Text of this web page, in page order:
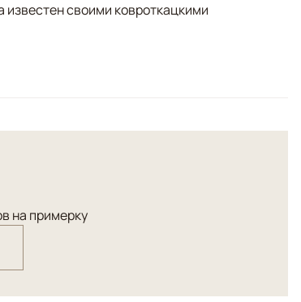
известен своими ковроткацкими
словно растворяется в материале,
спокойной и текучей.
на примерку